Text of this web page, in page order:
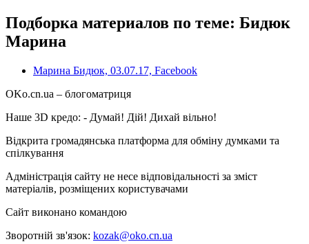
Подборка материалов по теме: Бидюк
Марина
Марина Бидюк, 03.07.17, Facebook
OKo.cn.ua – блогоматриця
Наше 3D кредо: - Думай! Дій! Дихай вільно!
Відкрита громадянська платформа для обміну думками та
спілкування
Адміністрація сайту не несе відповідальності за зміст
матеріалів, розміщених користувачами
Сайт виконано командою
Зворотній зв'язок: kozak@oko.cn.ua